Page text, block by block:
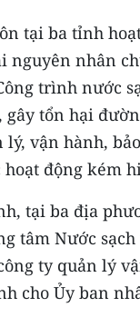
tại ba tỉnh
nguyên nhân
trình nước
tổn hại
lý, vận hành,
động kém
tại ba địa
tâm Nước
ty quản lý
cho Ủy ban